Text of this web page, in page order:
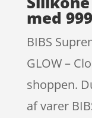
med
BIBS
GLOW –
shoppen.
af varer